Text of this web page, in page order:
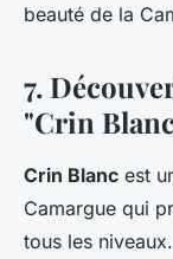
beauté de la
7.
"Crin
Crin Blanc est
Camargue qui
tous les